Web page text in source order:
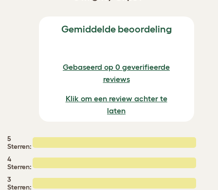
Gemiddelde beoordeling
Gebaseerd op 0 geverifieerde
reviews
Klik om een review achter te
laten
5
Sterren:
4
Sterren:
3
Sterren: